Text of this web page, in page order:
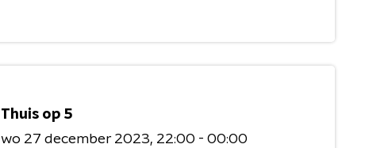
Thuis op 5
wo 27 december 2023 22:00 - 00:00